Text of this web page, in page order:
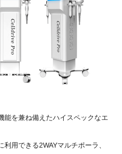
能を兼ね備えたハイスペックなエ
用できる2WAYマルチポーラ、